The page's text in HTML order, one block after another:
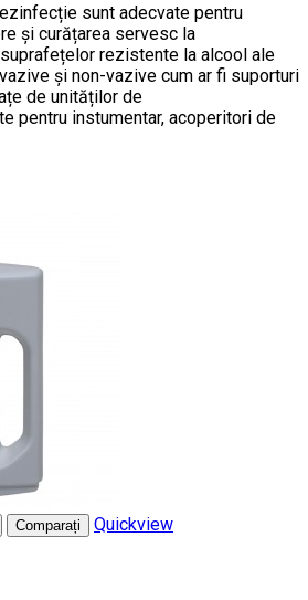
sunt adecvate pentru
și curățarea servesc la
rezistente la alcool ale
și non-vazive cum ar fi suporturi
de unităților de
pentru instumentar, acoperitori de
Comparați
Quickview